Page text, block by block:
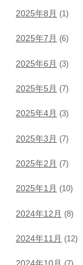
2025年8月 (1)
2025年7月 (6)
2025年6月 (3)
2025年5月 (7)
2025年4月 (3)
2025年3月 (7)
2025年2月 (7)
2025年1月 (10)
2024年12月 (8)
2024年11月 (12)